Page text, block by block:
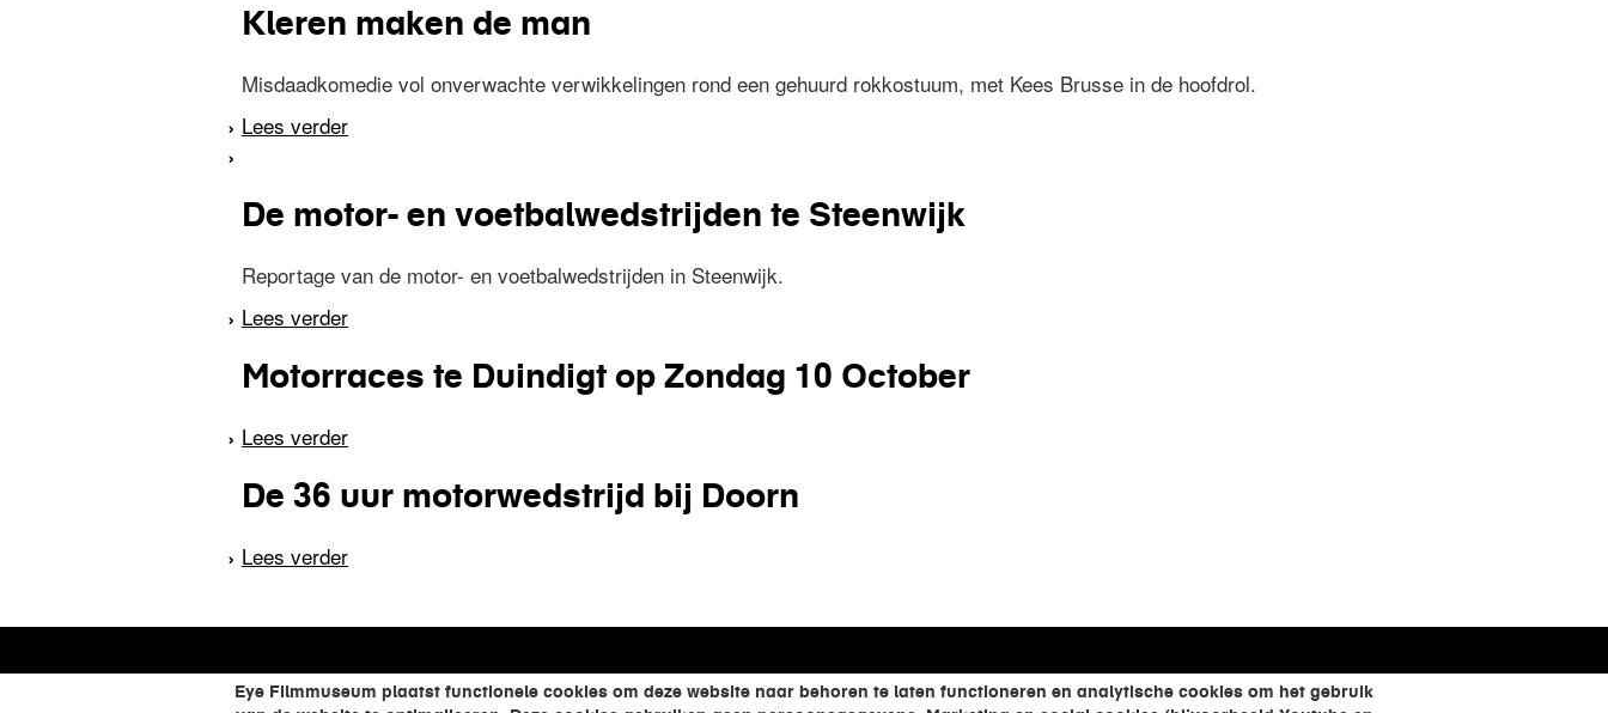
Eye Filmmuseum plaatst functionele cookies om deze website naar behoren te laten functioneren en analytische cookies om het gebruik
Kleren maken de man
Misdaadkomedie vol onverwachte verwikkelingen rond een gehuurd rokkostuum, met Kees Brusse in de hoofdrol.
Lees verder
De motor- en voetbalwedstrijden te Steenwijk
Reportage van de motor- en voetbalwedstrijden in Steenwijk.
Lees verder
Motorraces te Duindigt op Zondag 10 October
Lees verder
De 36 uur motorwedstrijd bij Doorn
Lees verder